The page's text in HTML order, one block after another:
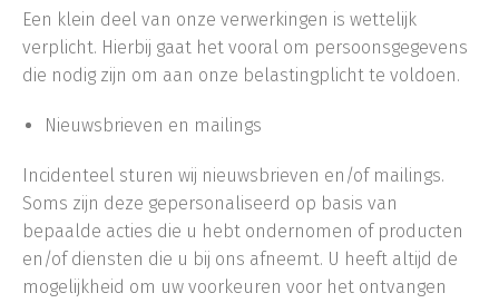
Een klein deel van onze verwerkingen is wettelijk
verplicht. Hierbij gaat het vooral om persoonsgegevens
die nodig zijn om aan onze belastingplicht te voldoen.
Nieuwsbrieven en mailings
Incidenteel sturen wij nieuwsbrieven en/of mailings.
Soms zijn deze gepersonaliseerd op basis van
bepaalde acties die u hebt ondernomen of producten
en/of diensten die u bij ons afneemt. U heeft altijd de
mogelijkheid om uw voorkeuren voor het ontvangen